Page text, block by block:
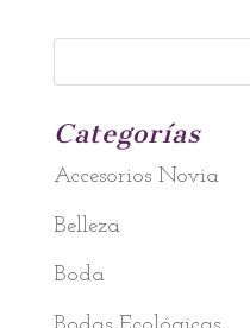
Categorías
Accesorios Novia
Belleza
Boda